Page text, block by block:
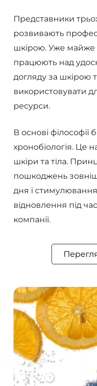
Представники
розвивають
шкірою. Уже майже
працюють над
догляду за шкірою
використовувати
ресурси.
В основі філософії
хронобіологія. Це
шкіри та тіла.
пошкоджень
дня і стимулювання
відновлення під
компанії.